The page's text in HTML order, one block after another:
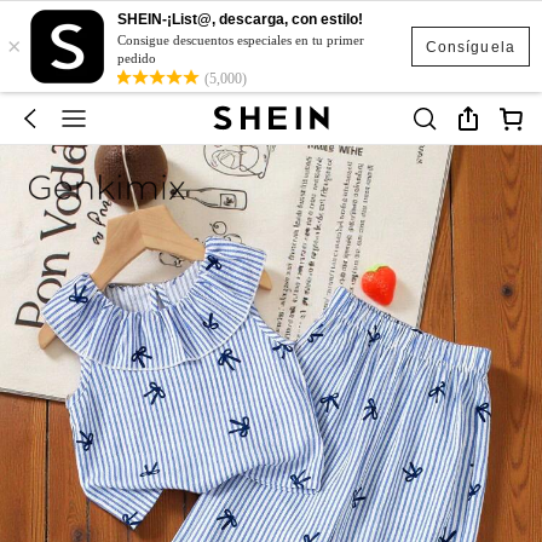
Consíguela
×
SHEIN-¡List@, descarga, con estilo!
Consigue descuentos especiales en tu primer
pedido
(5,000)